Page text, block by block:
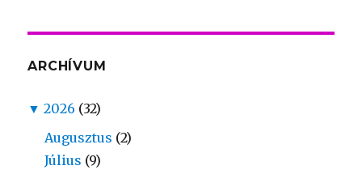
ARCHÍVUM
▼ 2026 (32)
Augusztus (2)
Július (9)